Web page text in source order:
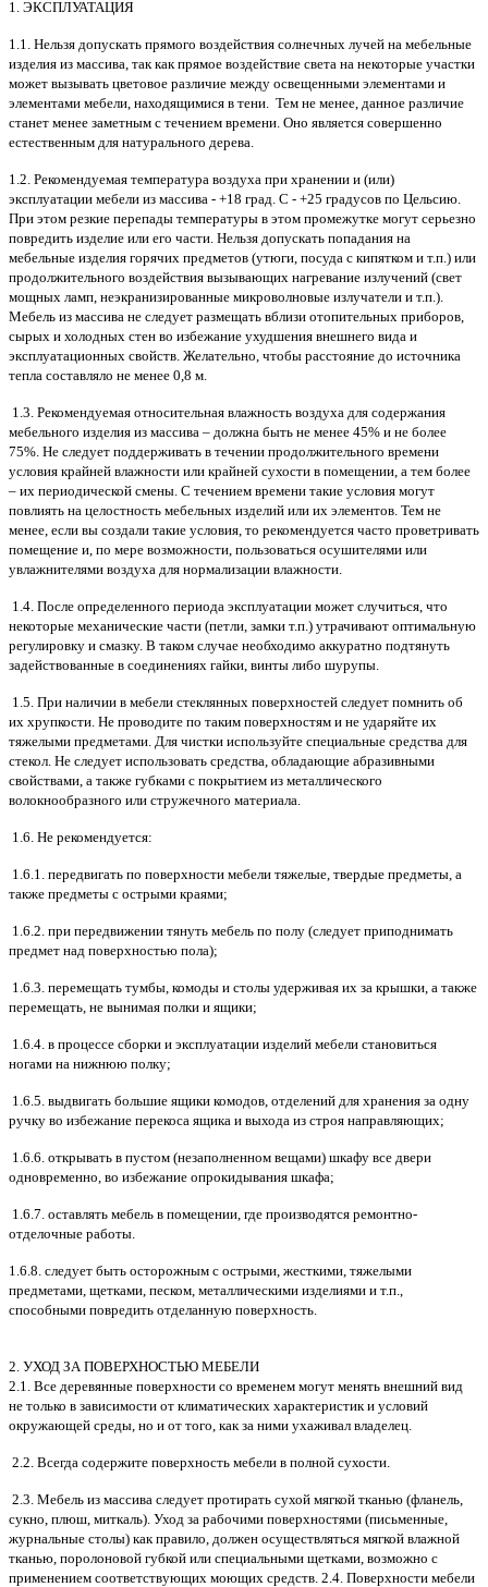
1. ЭКСПЛУАТАЦИЯ
1.1. Нельзя допускать прямого воздействия солнечных лучей на мебельные
изделия из массива, так как прямое воздействие света на некоторые участки
может вызывать цветовое различие между освещенными элементами и
элементами мебели, находящимися в тени. Тем не менее, данное различие
станет менее заметным с течением времени. Оно является совершенно
естественным для натурального дерева.
1.2. Рекомендуемая температура воздуха при хранении и (или)
эксплуатации мебели из массива - +18 град. С - +25 градусов по Цельсию.
При этом резкие перепады температуры в этом промежутке могут серьезно
повредить изделие или его части. Нельзя допускать попадания на
мебельные изделия горячих предметов (утюги, посуда с кипятком и т.п.) или
продолжительного воздействия вызывающих нагревание излучений (свет
мощных ламп, неэкранизированные микроволновые излучатели и т.п.).
Мебель из массива не следует размещать вблизи отопительных приборов,
сырых и холодных стен во избежание ухудшения внешнего вида и
эксплуатационных свойств. Желательно, чтобы расстояние до источника
тепла составляло не менее 0,8 м.
1.3. Рекомендуемая относительная влажность воздуха для содержания
мебельного изделия из массива – должна быть не менее 45% и не более
75%. Не следует поддерживать в течении продолжительного времени
условия крайней влажности или крайней сухости в помещении, а тем более
– их периодической смены. С течением времени такие условия могут
повлиять на целостность мебельных изделий или их элементов. Тем не
менее, если вы создали такие условия, то рекомендуется часто проветривать
помещение и, по мере возможности, пользоваться осушителями или
увлажнителями воздуха для нормализации влажности.
1.4. После определенного периода эксплуатации может случиться, что
некоторые механические части (петли, замки т.п.) утрачивают оптимальную
регулировку и смазку. В таком случае необходимо аккуратно подтянуть
задействованные в соединениях гайки, винты либо шурупы.
1.5. При наличии в мебели стеклянных поверхностей следует помнить об
их хрупкости. Не проводите по таким поверхностям и не ударяйте их
тяжелыми предметами. Для чистки используйте специальные средства для
стекол. Не следует использовать средства, обладающие абразивными
свойствами, а также губками с покрытием из металлического
волокнообразного или стружечного материала.
1.6. Не рекомендуется:
1.6.1. передвигать по поверхности мебели тяжелые, твердые предметы, а
также предметы с острыми краями;
1.6.2. при передвижении тянуть мебель по полу (следует приподнимать
предмет над поверхностью пола);
1.6.3. перемещать тумбы, комоды и столы удерживая их за крышки, а также
перемещать, не вынимая полки и ящики;
1.6.4. в процессе сборки и эксплуатации изделий мебели становиться
ногами на нижнюю полку;
1.6.5. выдвигать большие ящики комодов, отделений для хранения за одну
ручку во избежание перекоса ящика и выхода из строя направляющих;
1.6.6. открывать в пустом (незаполненном вещами) шкафу все двери
одновременно, во избежание опрокидывания шкафа;
1.6.7. оставлять мебель в помещении, где производятся ремонтно-
отделочные работы.
1.6.8. следует быть осторожным с острыми, жесткими, тяжелыми
предметами, щетками, песком, металлическими изделиями и т.п.,
способными повредить отделанную поверхность.
2. УХОД ЗА ПОВЕРХНОСТЬЮ МЕБЕЛИ
2.1. Все деревянные поверхности со временем могут менять внешний вид
не только в зависимости от климатических характеристик и условий
окружающей среды, но и от того, как за ними ухаживал владелец.
2.2. Всегда содержите поверхность мебели в полной сухости.
2.3. Мебель из массива следует протирать сухой мягкой тканью (фланель,
сукно, плюш, миткаль). Уход за рабочими поверхностями (письменные,
журнальные столы) как правило, должен осуществляться мягкой влажной
тканью, поролоновой губкой или специальными щетками, возможно с
применением соответствующих моющих средств. 2.4. Поверхности мебели